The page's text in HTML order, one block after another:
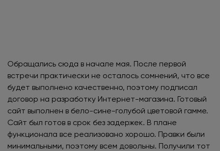
Обращались сюда в начале мая. После первой
встречи практически не осталось сомнений, что все
будет выполнено качественно, поэтому подписал
договор на разработку Интернет-магазина. Готовый
сайт выполнен в бело-сине-голубой цветовой гамме.
Сайт был готов в срок без задержек. В плане
функционала все реализовано хорошо. Правки были
минимальными, поэтому всем довольны. Получили тот